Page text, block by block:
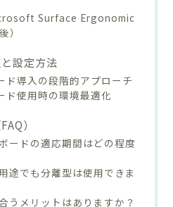
Surface Ergonomic
）
設定方法
ド導入の段階的アプローチ
ド使用時の環境最適化
）
ードの適応期間はどの程度
途でも分離型は使用できま
うメリットはありますか？